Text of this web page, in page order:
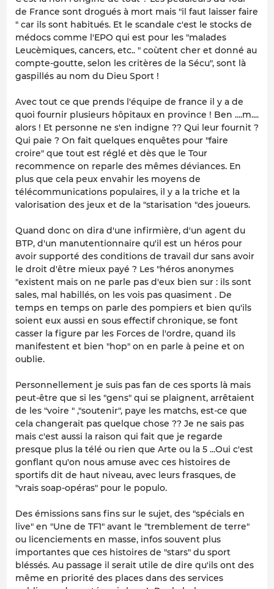
de France sont drogués à mort mais "il faut laisser faire
" car ils sont habitués. Et le scandale c'est le stocks de
médocs comme l'EPO qui est pour les "malades
Leucèmiques, cancers, etc.. " coùtent cher et donné au
compte-goutte, selon les critères de la Sécu", sont là
gaspillés au nom du Dieu Sport !
Avec tout ce que prends l'équipe de france il y a de
quoi fournir plusieurs hôpitaux en province ! Ben ....m....
alors ! Et personne ne s'en indigne ?? Qui leur fournit ?
Qui paie ? On fait quelques enquêtes pour "faire
croire" que tout est réglé et dès que le Tour
recommence on reparle des mêmes déviances. En
plus que cela peux envahir les moyens de
télécommunications populaires, il y a la triche et la
valorisation des jeux et de la "starisation "des joueurs.
Quand donc on dira d'une infirmière, d'un agent du
BTP, d'un manutentionnaire qu'il est un héros pour
avoir supporté des conditions de travail dur sans avoir
le droit d'être mieux payé ? Les "héros anonymes
"existent mais on ne parle pas d'eux bien sur : ils sont
sales, mal habillés, on les vois pas quasiment . De
temps en temps on parle des pompiers et bien qu'ils
soient eux aussi en sous effectif chronique, se font
casser la figure par les Forces de l'ordre, quand ils
manifestent et bien "hop" on en parle à peine et on
oublie.
Personnellement je suis pas fan de ces sports là mais
peut-être que si les "gens" qui se plaignent, arrêtaient
de les "voire " ,"soutenir", paye les matchs, est-ce que
cela changerait pas quelque chose ?? Je ne sais pas
mais c'est aussi la raison qui fait que je regarde
presque plus la télé ou rien que Arte ou la 5 ...Oui c'est
gonflant qu'on nous amuse avec ces histoires de
sportifs dit de haut niveau, avec leurs frasques, de
"vrais soap-opéras" pour le populo.
Des émissions sans fins sur le sujet, des "spécials en
live" en "Une de TF1" avant le "tremblement de terre"
ou licenciements en masse, infos souvent plus
importantes que ces histoires de "stars" du sport
bléssés. Au passage il serait utile de dire qu'ils ont des
même en priorité des places dans des services